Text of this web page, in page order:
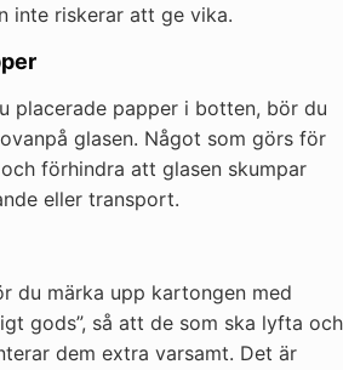
inte riskerar att ge vika.
placerade papper i botten, bör du
glasen. Något som görs för
förhindra att glasen skumpar
eller transport.
du märka upp kartongen med
gods”, så att de som ska lyfta och
dem extra varsamt. Det är